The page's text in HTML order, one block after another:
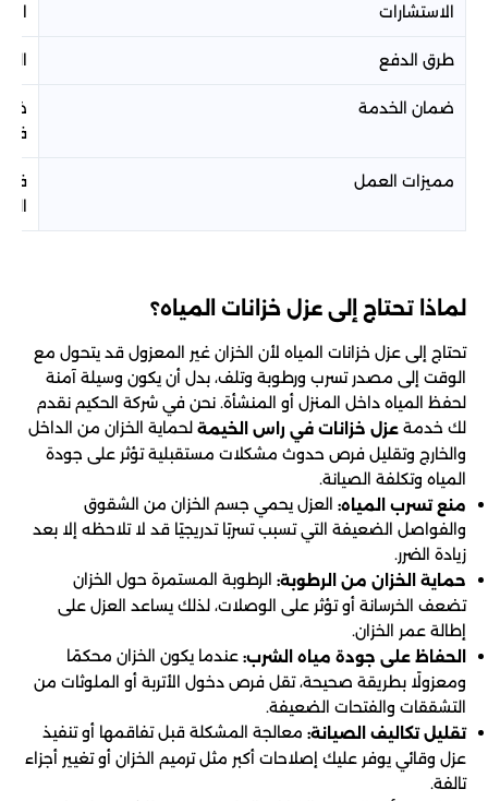
الاستشارات
طرق الدفع
ضمان الخدمة
مميزات العمل
لماذا تحتاج إلى عزل خزانات المياه؟
تحتاج إلى عزل خزانات المياه لأن الخزان غير المعزول قد يتحول مع
الوقت إلى مصدر تسرب ورطوبة وتلف، بدل أن يكون وسيلة آمنة
لحفظ المياه داخل المنزل أو المنشأة. نحن في شركة الحكيم نقدم
لك خدمة عزل خزانات في راس الخيمة لحماية الخزان من الداخل
والخارج وتقليل فرص حدوث مشكلات مستقبلية تؤثر على جودة
المياه وتكلفة الصيانة.
منع تسرب المياه: العزل يحمي جسم الخزان من الشقوق
والفواصل الضعيفة التي تسبب تسربًا تدريجيًا قد لا تلاحظه إلا بعد
زيادة الضرر.
حماية الخزان من الرطوبة: الرطوبة المستمرة حول الخزان
تضعف الخرسانة أو تؤثر على الوصلات، لذلك يساعد العزل على
إطالة عمر الخزان.
الحفاظ على جودة مياه الشرب: عندما يكون الخزان محكمًا
ومعزولًا بطريقة صحيحة، تقل فرص دخول الأتربة أو الملوثات من
التشققات والفتحات الضعيفة.
تقليل تكاليف الصيانة: معالجة المشكلة قبل تفاقمها أو تنفيذ
عزل وقائي يوفر عليك إصلاحات أكبر مثل ترميم الخزان أو تغيير أجزاء
تالفة.